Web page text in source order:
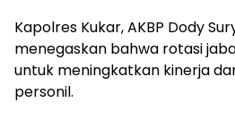
Kapolres Kukar, AKBP Dody
menegaskan bahwa rotasi
untuk meningkatkan kinerja
personil.